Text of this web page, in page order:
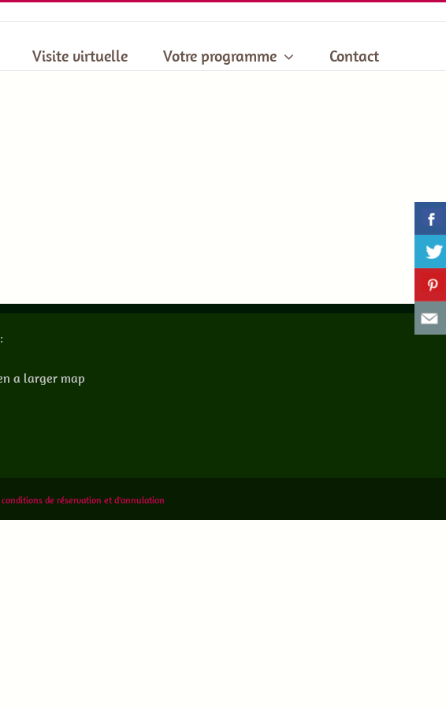
Visite virtuelle Votre programme Contact
conditions de réservation et d'annulation